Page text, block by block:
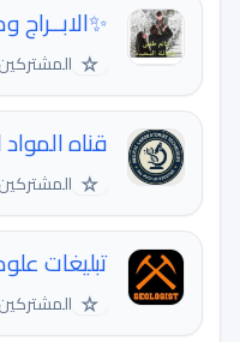
☆ المشتركين:
قناه المواد
☆ المشتركين:
تبليغات
☆ المشتركين: